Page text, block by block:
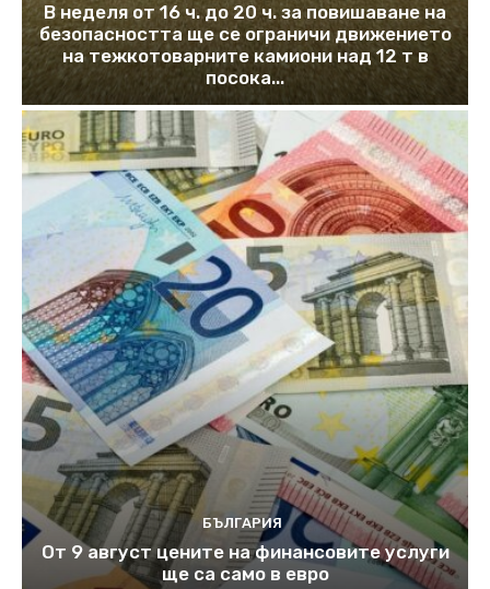
В неделя от 16 ч. до 20 ч. за повишаване на
безопасността ще се ограничи движението
на тежкотоварните камиони над 12 т в
посока...
БЪЛГАРИЯ
От 9 август цените на финансовите услуги
ще са само в евро